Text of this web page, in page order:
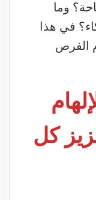
وما
في هذا
الفرص
كل